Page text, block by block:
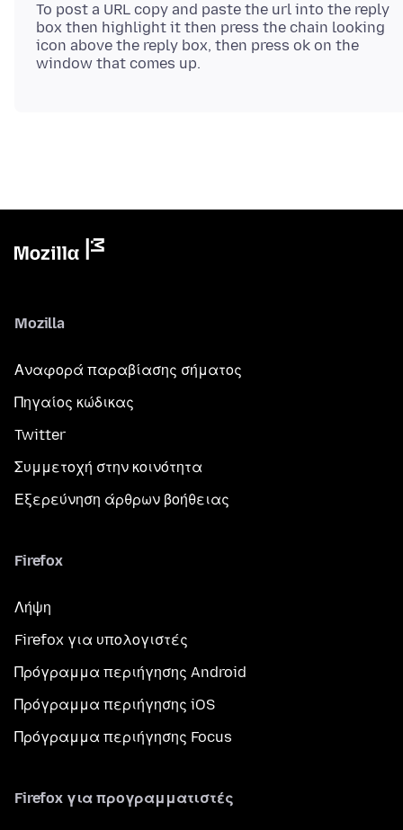
To post a URL copy and paste the url into the reply
box then highlight it then press the chain looking
icon above the reply box, then press ok on the
Mozilla
Αναφορά παραβίασης σήματος
Πηγαίος κώδικας
Twitter
Συμμετοχή στην κοινότητα
Εξερεύνηση άρθρων βοήθειας
Firefox
Λήψη
Firefox για υπολογιστές
Πρόγραμμα περιήγησης Android
Πρόγραμμα περιήγησης iOS
Πρόγραμμα περιήγησης Focus
Firefox για προγραμματιστές